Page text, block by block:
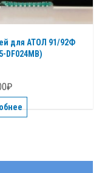
для АТОЛ 91/92Ф
DF024MB)
₽